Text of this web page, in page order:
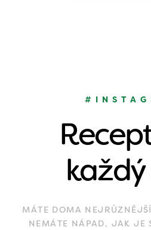
MÁTE DOMA
NEMÁTE NÁPAD, JAK JE